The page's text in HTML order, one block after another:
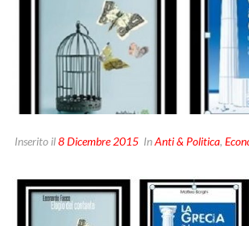
Inserito il8 Dicembre 2015 InAnti & Politica,